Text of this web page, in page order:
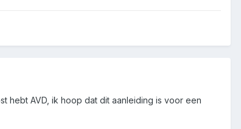
hebt AVD, ik hoop dat dit aanleiding is voor een